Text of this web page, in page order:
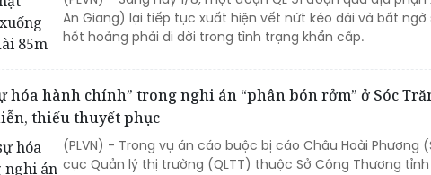
An Giang) lại tiếp tục xuất hiện vết nứt kéo dài và bất ngờ
hốt hoảng phải di dời trong tình trạng khẩn cấp.
hóa hành chính” trong nghi án “phân bón rởm” ở Sóc
thiếu thuyết phục
(PLVN) - Trong vụ án cáo buộc bị cáo Châu Hoài Phương
cục Quản lý thị trường (QLTT) thuộc Sở Công Thương